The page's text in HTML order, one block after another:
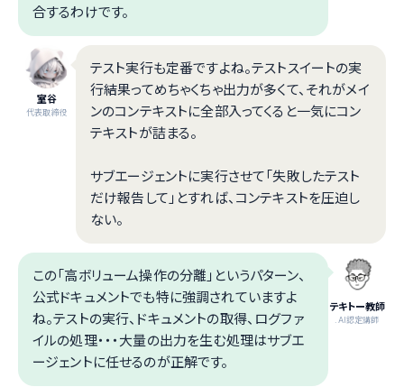
合するわけです。
室谷
代表取締役
テスト実行も定番ですよね。テストスイートの実
行結果ってめちゃくちゃ出力が多くて、それがメイ
ンのコンテキストに全部入ってくると一気にコン
テキストが詰まる。
サブエージェントに実行させて「失敗したテスト
だけ報告して」とすれば、コンテキストを圧迫し
ない。
テキトー教師
.AI認定講師
この「高ボリューム操作の分離」というパターン、
公式ドキュメントでも特に強調されていますよ
ね。テストの実行、ドキュメントの取得、ログファ
イルの処理・・・大量の出力を生む処理はサブエ
ージェントに任せるのが正解です。